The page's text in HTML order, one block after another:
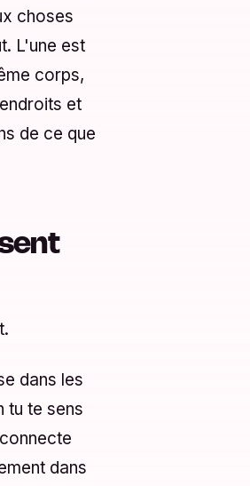
choses
L'une est
corps,
et
de ce que
dans les
tu te sens
dans